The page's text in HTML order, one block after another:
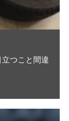
立つこと間違